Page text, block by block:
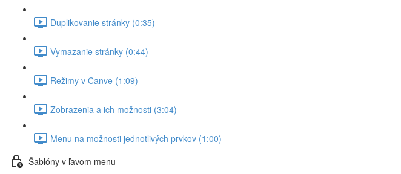
Duplikovanie stránky (0:35)
Vymazanie stránky (0:44)
Režimy v Canve (1:09)
Zobrazenia a ich možnosti (3:04)
Menu na možnosti jednotlivých prvkov (1:00)
Šablóny v ľavom menu